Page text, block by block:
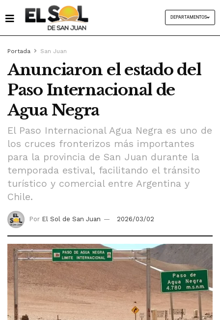
DEPARTAMENTOS
Portada San Juan
Anunciaron el estado del
Paso Internacional de
Agua Negra
El Paso Internacional Agua Negra es uno de
los cruces fronterizos más importantes
para la provincia de San Juan durante la
temporada estival, facilitando el tránsito
turístico y comercial entre Argentina y
Chile.
Por El Sol de San Juan 2026/03/02